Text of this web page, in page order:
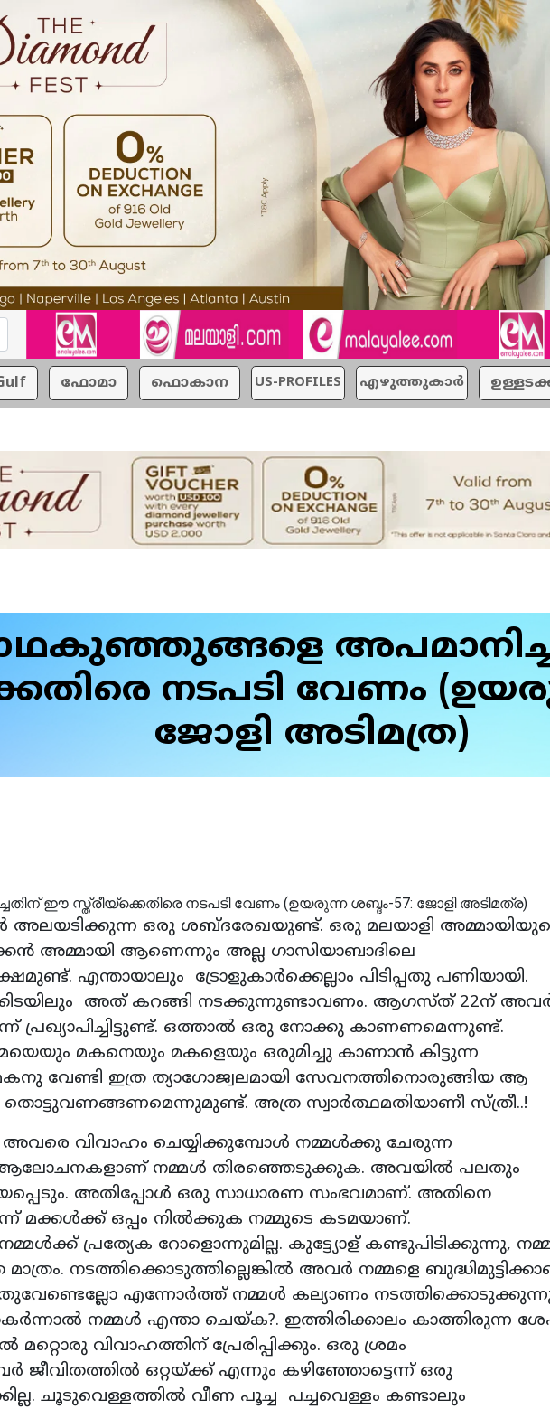
ഫോമാ ഫൊകാന US-PROFILES എഴുത്തുകാര്‍
നടപടി വേണം
ജോളി അടിമത്ര)
അലയടിക്കുന്ന ഒരു ശബ്ദരേഖയുണ്ട്. ഒരു മലയാളി
അമ്മായി ആണെന്നും അല്ല ഗാസിയാബാദിലെ
എന്തായാലും ട്രോളുകാര്‍ക്കെല്ലാം പിടിപ്പതു പണിയായി.
അത് കറങ്ങി നടക്കുന്നുണ്ടാവണം. ആഗസ്ത് 22ന്
പ്രഖ്യാപിച്ചിട്ടുണ്ട്. ഒത്താല്‍ ഒരു നോക്കു കാണണമെന്നുണ്ട്.
മകനെയും മകളെയും ഒരുമിച്ചു കാണാന്‍ കിട്ടുന്ന
വേണ്ടി ഇത്ര ത്യാഗോജ്വലമായി സേവനത്തിനൊരുങ്ങിയ ആ
തൊട്ടുവണങ്ങണമെന്നുമുണ്ട്. അത്ര സ്വാര്‍ത്ഥമതിയാണീ സ്ത്രീ..!
വിവാഹം ചെയ്യിക്കുമ്പോള്‍ നമ്മള്‍ക്കു ചേരുന്ന
നമ്മള്‍ തിരഞ്ഞെടുക്കുക. അവയില്‍ പലതും
അതിപ്പോള്‍ ഒരു സാധാരണ സംഭവമാണ്. അതിനെ
മക്കള്‍ക്ക് ഒപ്പം നില്‍ക്കുക നമ്മുടെ കടമയാണ്.
പ്രത്യേക റോളൊന്നുമില്ല. കുട്ട്യോള് കണ്ടുപിടിക്കുന്നു,
നടത്തിക്കൊടുത്തില്ലെങ്കില്‍ അവര്‍ നമ്മളെ
എന്നോര്‍ത്ത് നമ്മള്‍ കല്യാണം
നമ്മള്‍ എന്താ ചെയ്ക?. ഇത്തിരിക്കാലം കാത്തിരുന്ന
മറ്റൊരു വിവാഹത്തിന് പ്രേരിപ്പിക്കും. ഒരു ശ്രമം
ജീവിതത്തില്‍ ഒറ്റയ്ക്ക് എന്നും കഴിഞ്ഞോട്ടെന്ന് ഒരു
ചൂടുവെള്ളത്തില്‍ വീണ പൂച്ച പച്ചവെള്ളം കണ്ടാലും